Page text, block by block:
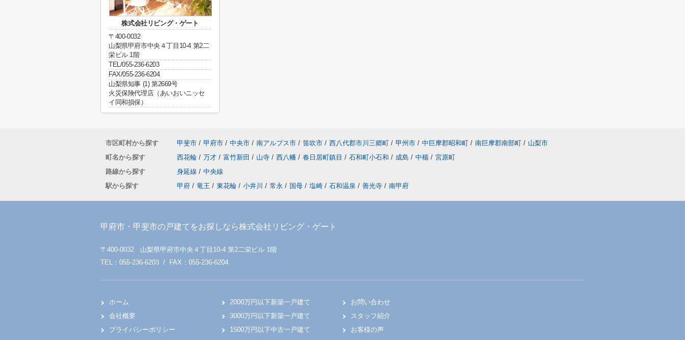
株式会社リビング・ゲート
〒400-0032
山梨県甲府市中央４丁目10-4 第2二
栄ビル 1階
TEL/055-236-6203
FAX/055-236-6204
山梨県知事 (1) 第2669号
火災保険代理店（あいおいニッセ
イ同和損保）
市区町村から探す 甲斐市 / 甲府市 / 中央市 / 南アルプス市 / 笛吹市 / 西八代郡市川三郷町 / 甲州市 / 中巨摩郡昭和町 / 南巨摩郡南部町 / 山梨市
町名から探す
西花輪 / 万才 / 富竹新田 / 山寺 / 西八幡 / 春日居町鎮目 / 石和町小石和 / 成島 / 中楯 / 宮原町
路線から探す
身延線 / 中央線
駅から探す
甲府 / 竜王 / 東花輪 / 小井川 / 常永 / 国母 / 塩崎 / 石和温泉 / 善光寺 / 南甲府
甲府市・甲斐市の戸建てをお探しなら株式会社リビング・ゲート
〒400-0032 山梨県甲府市中央４丁目10-4 第2二栄ビル 1階
TEL：055-236-6203 / FAX：055-236-6204
ホーム
会社概要
プライバシーポリシー
2000万円以下新築一戸建て
3000万円以下新築一戸建て
1500万円以下中古一戸建て
お問い合わせ
スタッフ紹介
お客様の声